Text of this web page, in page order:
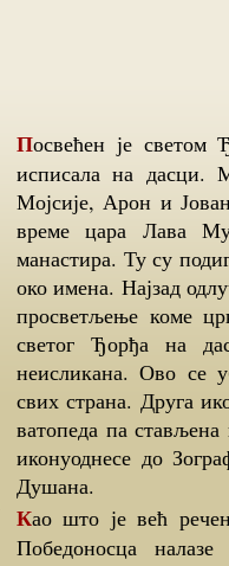
Посвећен је светом Ђорђу јер се икона, са свечевим ликом, сама
исписала на дасци.
Мојсије, Арон и
време цара Лава
манастира. Ту су
око имена. Најзад
просветљење коме
светог Ђорђа на
неисликана. Ово се
свих страна. Друга
ватопеда па
иконуоднесе до
Душана.
Као што је већ речено, све три чудотворне иконе светог Георгија
Победоносца